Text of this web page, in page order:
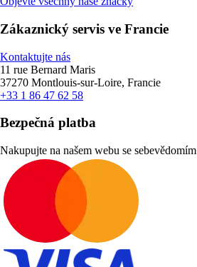
Zákaznický servis ve Francie
Kontaktujte nás
11 rue Bernard Maris
37270 Montlouis-sur-Loire, Francie
+33 1 86 47 62 58
Bezpečná platba
Nakupujte na našem webu se sebevědomím